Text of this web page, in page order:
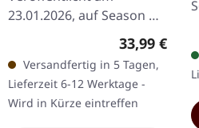
23.01.2026, auf Season Of
Mist. Schwarzes Doppel-
Vinyl im Gatefold-Cover.
Die Götter des
hellenischen…
Regulärer
33,99 €
Versandfertig in 5 Tagen,
Lieferzeit 6-12 Werktage -
Wird in Kürze eintreffen